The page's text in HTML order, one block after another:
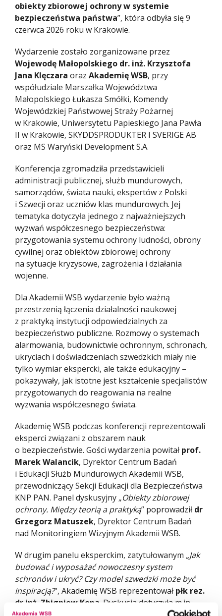
obiekty zbiorowej ochrony w systemie
bezpieczeństwa państwa”, która odbyła się 9
czerwca 2026 roku w Krakowie.
Wydarzenie zostało zorganizowane przez
Wojewodę Małopolskiego dr. inż. Krzysztofa
Jana Klęczara oraz Akademię WSB, przy
współudziale Marszałka Województwa
Małopolskiego Łukasza Smółki, Komendy
Wojewódzkiej Państwowej Straży Pożarnej
w Krakowie, Uniwersytetu Papieskiego Jana Pawła
II w Krakowie, SKYDDSPRODUKTER I SVERIGE AB
oraz MS Waryński Development S.A.
Konferencja zgromadziła przedstawicieli
administracji publicznej, służb mundurowych,
samorządów, świata nauki, ekspertów z Polski
i Szwecji oraz uczniów klas mundurowych. Jej
tematyka dotyczyła jednego z najważniejszych
wyzwań współczesnego bezpieczeństwa:
przygotowania systemu ochrony ludności, obrony
cywilnej oraz obiektów zbiorowej ochrony
na sytuacje kryzysowe, zagrożenia i działania
wojenne.
Dla Akademii WSB wydarzenie było ważną
przestrzenią łączenia działalności naukowej
z praktyką instytucji odpowiedzialnych za
bezpieczeństwo publiczne. Rozmowy o systemach
alarmowania, budownictwie ochronnym, schronach,
ukryciach i doświadczeniach szwedzkich miały nie
tylko wymiar ekspercki, ale także edukacyjny –
pokazywały, jak istotne jest kształcenie specjalistów
przygotowanych do reagowania na realne
wyzwania współczesnego świata.
Akademię WSB podczas konferencji reprezentowali
eksperci związani z obszarem nauk
o bezpieczeństwie. Gości wydarzenia powitał prof.
Marek Walancik, Dyrektor Centrum Badań
i Edukacji Służb Mundurowych Akademii WSB,
przewodniczący Sekcji Edukacji dla Bezpieczeństwa
KNP PAN. Panel dyskusyjny „Obiekty zbiorowej
ochrony. Między teorią a praktyką” poprowadził dr
Grzegorz Matuszek, Dyrektor Centrum Badań
nad Monitoringiem Wizyjnym Akademii WSB.
W drugim panelu eksperckim, zatytułowanym „Jak
budować i wyposażać nowoczesny system
schronów i ukryć? Czy model szwedzki może być
inspiracją?”, Akademię WSB reprezentował płk rez.
dr inż. Zbigniew Kopa . Dyskusja dotyczyła m.in.